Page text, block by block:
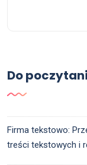
Do
Firma tekstowo:
treści tekstowych i